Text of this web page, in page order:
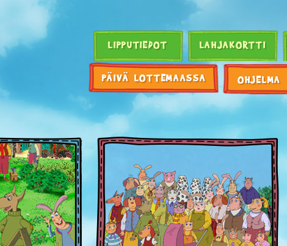
LIPPUTIEDOT LAHJAKORTTI
PÄIVÄ LOTTEMAASSA OHJELMA